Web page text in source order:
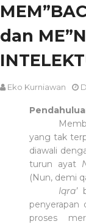
dan
Eko Kurniawan
yang tak
diawali
turun ayat
(Nun, demi
Iqra’
proses